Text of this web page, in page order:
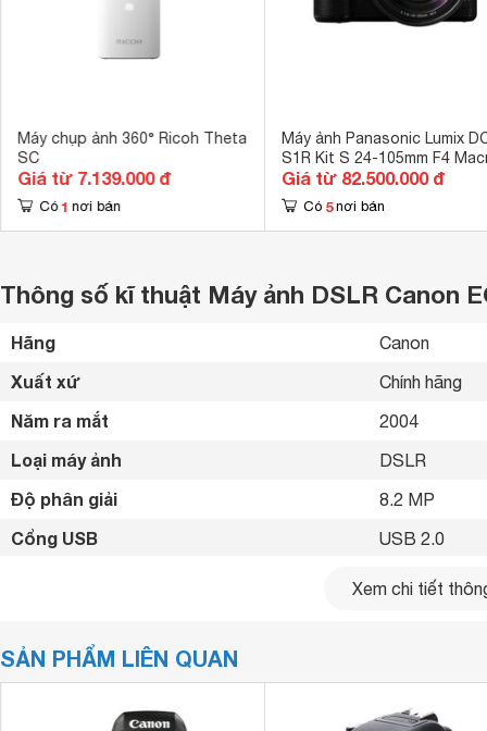
Máy chụp ảnh 360° Ricoh Theta
SC
Giá từ 7.139.000 đ
Có 1 nơi bán
Máy ảnh Panasonic Lumix
S1R Kit S 24-105mm F4
O.I.S
Giá từ 82.500.000 đ
Có 5 nơi bán
Thông số kĩ thuật Máy ảnh DSLR Canon
Hãng Canon
Xuất xứ Chính hãng
Năm ra mắt 2004
Loại máy ảnh DSLR
Độ phân giải 8.2 MP
Cổng USB USB 2.0
Không
Cổng NFC
Xem chi tiết
SẢN PHẨM LIÊN QUAN